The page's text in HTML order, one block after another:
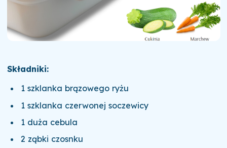
Składniki:
1 szklanka brązowego ryżu
1 szklanka czerwonej soczewicy
1 duża cebula
2 ząbki czosnku